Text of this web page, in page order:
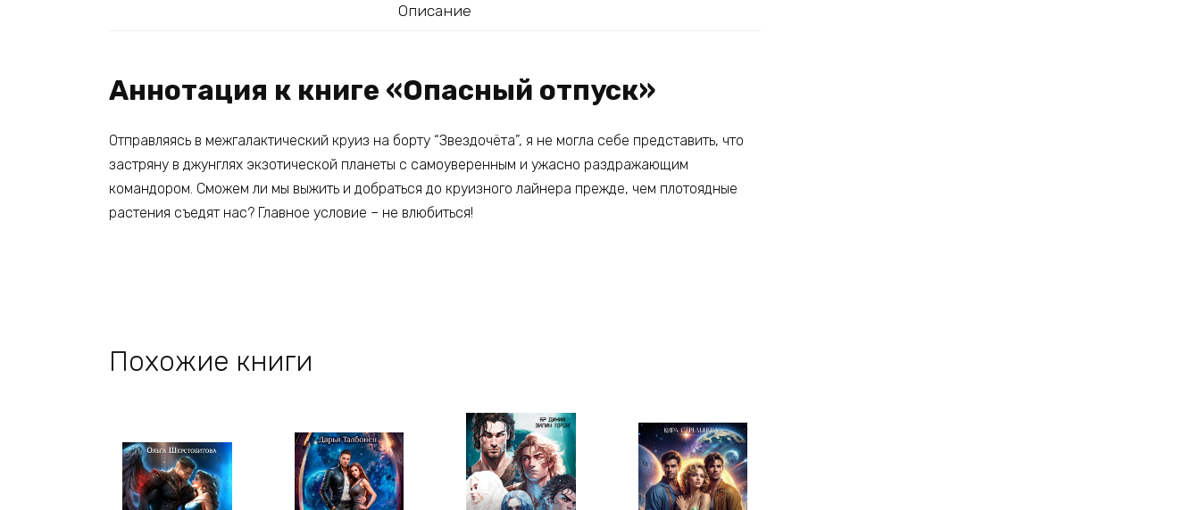
Описание
Аннотация к книге «Опасный отпуск»
Отправляясь в межгалактический круиз на борту “Звездочёта”, я не могла себе представить, что
застряну в джунглях экзотической планеты с самоуверенным и ужасно раздражающим
командором. Сможем ли мы выжить и добраться до круизного лайнера прежде, чем плотоядные
растения съедят нас? Главное условие – не влюбиться!
Похожие книги